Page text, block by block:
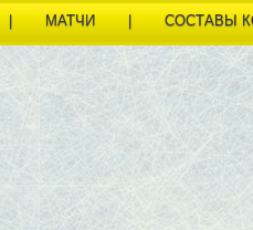
| МАТЧИ | СОСТАВЫ